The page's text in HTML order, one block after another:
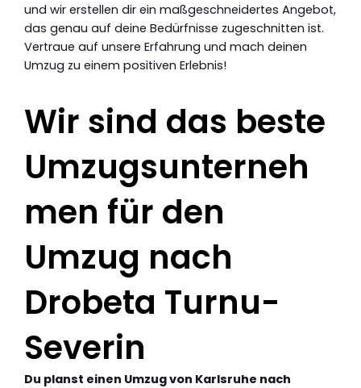
und wir erstellen dir ein maßgeschneidertes Angebot,
das genau auf deine Bedürfnisse zugeschnitten ist.
Vertraue auf unsere Erfahrung und mach deinen
Umzug zu einem positiven Erlebnis!
Wir sind das beste
Umzugsunterneh
men für den
Umzug nach
Drobeta Turnu-
Severin
Du planst einen Umzug von Karlsruhe nach